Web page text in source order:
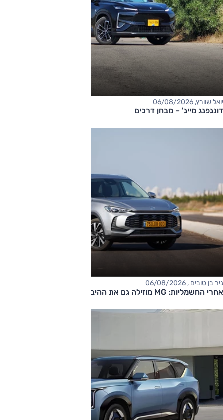
יואל שוורץ, 06/08/2026
דונגפנג מייג' – מבחן דרכים
ניר בן טובים , 06/08/2026
אחרי החשמליות: MG מוזילה גם את ההיברידיות